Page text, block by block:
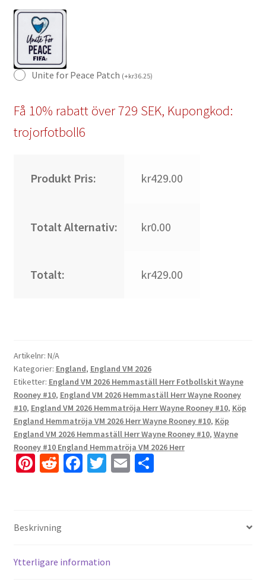
Unite for Peace Patch (+kr36.25)
Få 10% rabatt över 729 SEK, Kupongkod:
trojorfotboll6
Produkt Pris: kr429.00
Totalt Alternativ: kr0.00
Totalt: kr429.00
Artikelnr: N/A
Kategorier: England, England VM 2026
Etiketter: England VM 2026 Hemmaställ Herr Fotbollskit Wayne
Rooney #10, England VM 2026 Hemmaställ Herr Wayne Rooney
#10, England VM 2026 Hemmatröja Herr Wayne Rooney #10, Köp
England Hemmatröja VM 2026 Herr Wayne Rooney #10, Köp
England VM 2026 Hemmaställ Herr Wayne Rooney #10, Wayne
Rooney #10 England Hemmatröja VM 2026 Herr
Pi
es
t
R
di
t
Fa
k
T E D
Beskrivning
Ytterligare information